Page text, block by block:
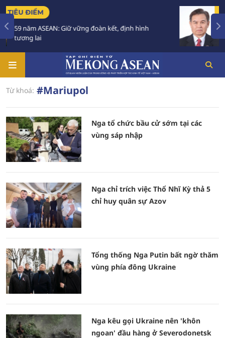
Giữ vững đoàn kết, định hình
TIÊU ĐIỂM
Việt Nam
trong 2 ngày
Từ khoá: #Mariupol
Nga tổ chức bầu cử sớm tại các
vùng sáp nhập
Nga chỉ trích việc Thổ Nhĩ Kỳ thả 5
chỉ huy quân sự Azov
Tổng thống Nga Putin bất ngờ thăm
vùng phía đông Ukraine
Nga kêu gọi Ukraine nên 'khôn
ngoan' đầu hàng ở Severodonetsk